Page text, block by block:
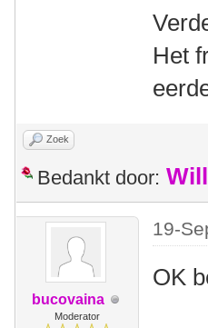
Het
Zoek
Bedankt door:
bucovaina
Moderator
19-
OK